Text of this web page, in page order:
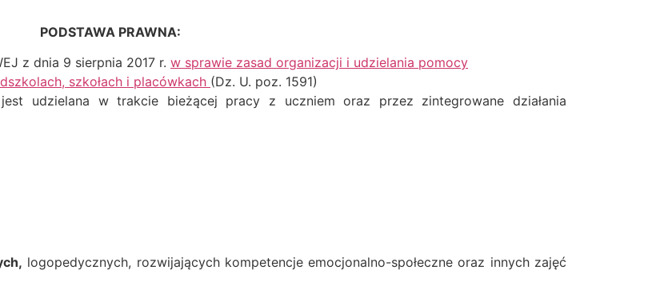
PODSTAWA PRAWNA:
z dnia 9 sierpnia 2017 r. w sprawie zasad organizacji i udzielania pomocy
szkołach i placówkach (Dz. U. poz. 1591)
udzielana w trakcie bieżącej pracy z uczniem oraz przez zintegrowane działania
, logopedycznych, rozwijających kompetencje emocjonalno-społeczne oraz innych zajęć